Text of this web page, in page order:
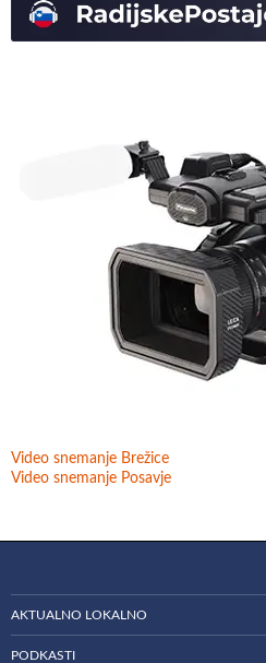
Video snemanje Brežice
Video snemanje Posavje
AKTUALNO LOKALNO
PODKASTI